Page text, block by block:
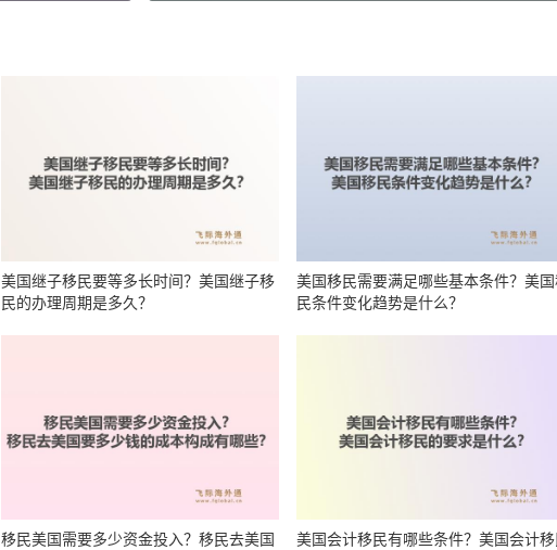
美国继子移民要等多长时间？美国继子移
民的办理周期是多久？
美国移民需要满足哪些基本条件？美
民条件变化趋势是什么？
移民美国需要多少资金投入？移民去美国
美国会计移民有哪些条件？美国会计